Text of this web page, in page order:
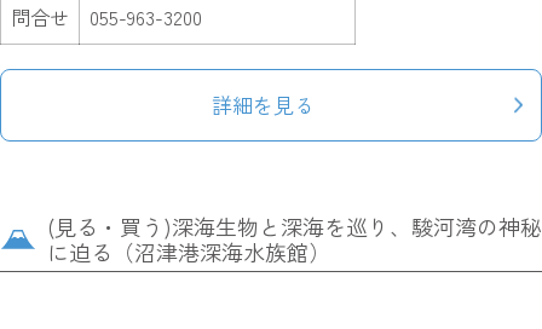
問合せ
055-963-3200
詳細を見る
(見る・買う)深海生物と深海を巡り、駿河湾の神秘
に迫る（沼津港深海水族館）